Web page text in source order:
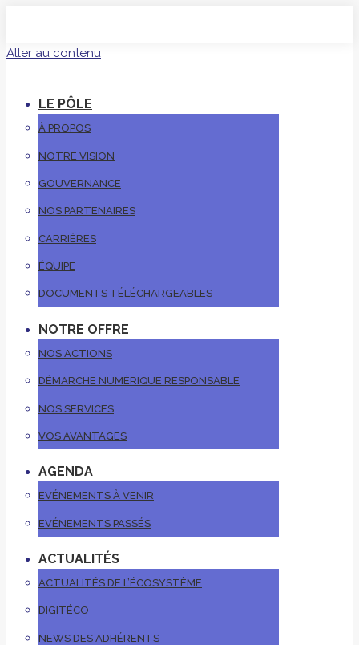
Aller au contenu
LE PÔLE
À PROPOS
NOTRE VISION
GOUVERNANCE
NOS PARTENAIRES
CARRIÈRES
ÉQUIPE
DOCUMENTS TÉLÉCHARGEABLES
NOTRE OFFRE
NOS ACTIONS
DÉMARCHE NUMÉRIQUE RESPONSABLE
NOS SERVICES
VOS AVANTAGES
AGENDA
EVÉNEMENTS À VENIR
EVÉNEMENTS PASSÉS
ACTUALITÉS
ACTUALITÉS DE L’ÉCOSYSTÈME
DIGITÉCO
NEWS DES ADHÉRENTS